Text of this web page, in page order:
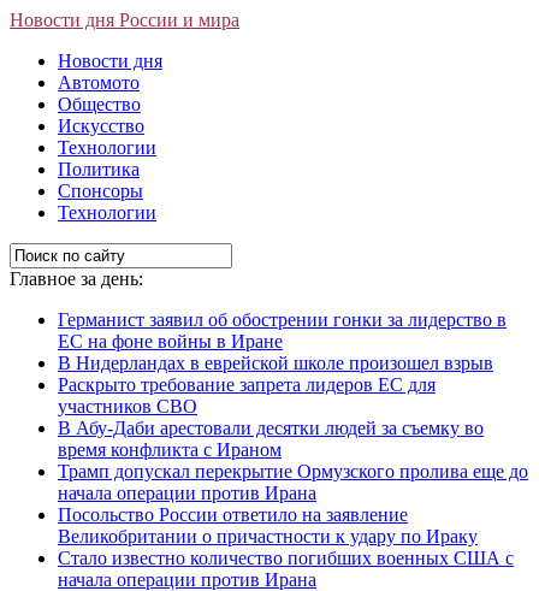
Новости дня России и мира
Новости дня
Автомото
Общество
Искусство
Технологии
Политика
Спонсоры
Технологии
Главное за день:
Германист заявил об обострении гонки за лидерство в
ЕС на фоне войны в Иране
В Нидерландах в еврейской школе произошел взрыв
Раскрыто требование запрета лидеров ЕС для
участников СВО
В Абу-Даби арестовали десятки людей за съемку во
время конфликта с Ираном
Трамп допускал перекрытие Ормузского пролива еще до
начала операции против Ирана
Посольство России ответило на заявление
Великобритании о причастности к удару по Ираку
Стало известно количество погибших военных США с
начала операции против Ирана